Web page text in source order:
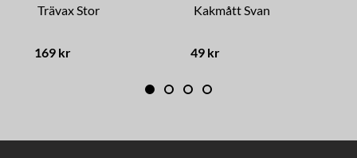
Trävax Stor
169 kr
Kakmått Svan
49 kr